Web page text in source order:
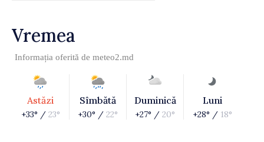
Vremea
Informația oferită de meteo2.md
Astăzi
+33° / 23°
Sîmbătă
+30° / 22°
Duminică
+27° / 20°
Luni
+28° / 18°